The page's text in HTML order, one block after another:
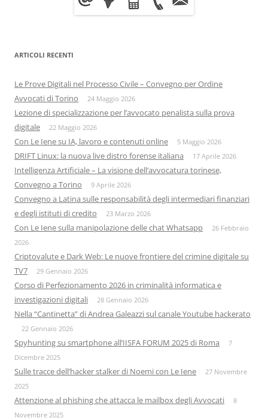
ARTICOLI RECENTI
Le Prove Digitali nel Processo Civile – Convegno per Ordine
Avvocati di Torino
24 Maggio 2026
Lezione di specializzazione per l’avvocato penalista sulla prova
digitale
22 Maggio 2026
Con Le Iene su IA, lavoro e contenuti online 5 Maggio 2026
DRIFT Linux: la nuova live distro forense italiana 17 Aprile 2026
Intelligenza Artificiale – La visione dell’avvocatura torinese,
Convegno a Torino
9 Aprile 2026
Convegno a Latina sulle responsabilità degli intermediari finanziari
e degli istituti di credito
23 Marzo 2026
Con Le Iene sulla manipolazione delle chat Whatsapp
26 Febbraio
2026
Criptovalute e Dark Web: Le nuove frontiere del crimine digitale su
TV7
29 Gennaio 2026
Corso di Perfezionamento 2026 in criminalità informatica e
investigazioni digitali
28 Gennaio 2026
Nella “Cantinetta” di Andrea Galeazzi sul canale Youtube hackerato
22 Gennaio 2026
Spyhunting su smartphone all’IISFA FORUM 2025 di Roma
7
Dicembre 2025
Sulle tracce dell’hacker stalker di Noemi con Le Iene
27 Novembre
2025
Attenzione al phishing che attacca le mailbox degli Avvocati
8
Novembre 2025